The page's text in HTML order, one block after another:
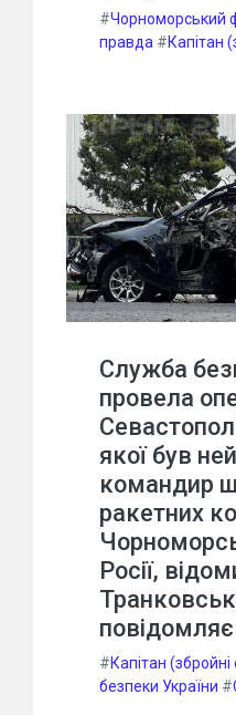
#Чорноморський
правда #Капітан
Служба
провела
якої був
командир
ракетних
Росії,
#Капітан (збройні
безпеки України #